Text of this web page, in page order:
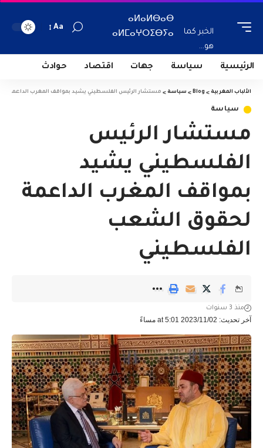
الخبر كما
هو...
ⴰⵍⴰⵍⴱⴰⴱ
ⴰⵍⵎⴰⵖⵔⵉⴱⵢⴰ
Aa
الرئيسية سياسة جهات اقتصاد حوادث
الألباب المغربية >
Blog
> سياسة > مستشار الرئيس الفلسطيني يشيد بمواقف المغرب الداعمة
سياسة
مستشار الرئيس
الفلسطيني يشيد
بمواقف المغرب الداعمة
لحقوق الشعب
الفلسطيني
آخر تحديث: 2023/11/02 at 5:01 مساءً
منذ 3 سنوات